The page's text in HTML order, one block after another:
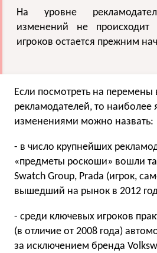
На уровне
изменений не происходит
игроков остается прежним
Если посмотреть на перемены
рекламодателей, то наиболее
изменениями можно назвать:
- в число крупнейших
«предметы роскоши» вошли
Swatch Group, Prada (игрок,
вышедший на рынок в 2012
- среди ключевых игроков
(в отличие от 2008 года)
за исключением бренда